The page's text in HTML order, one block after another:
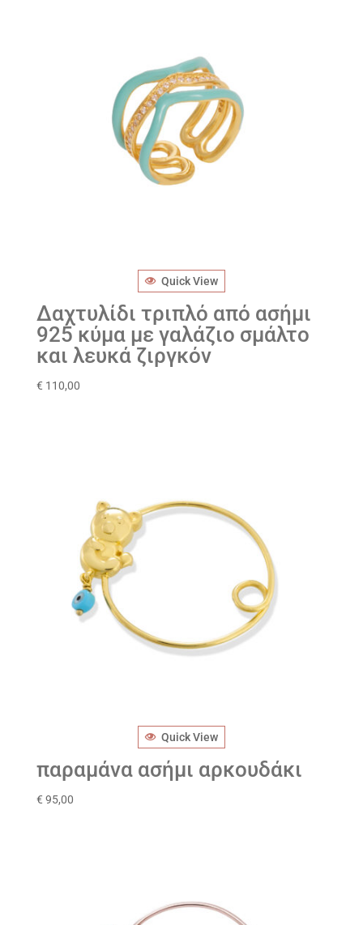
Quick View
Δαχτυλίδι τριπλό από ασήμι
925 κύμα με γαλάζιο σμάλτο
και λευκά ζιργκόν
€ 110,00
Quick View
παραμάνα ασήμι αρκουδάκι
€ 95,00